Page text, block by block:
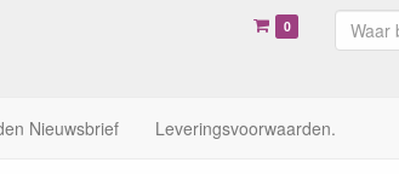
0
Nieuwsbrief Leveringsvoorwaarden.